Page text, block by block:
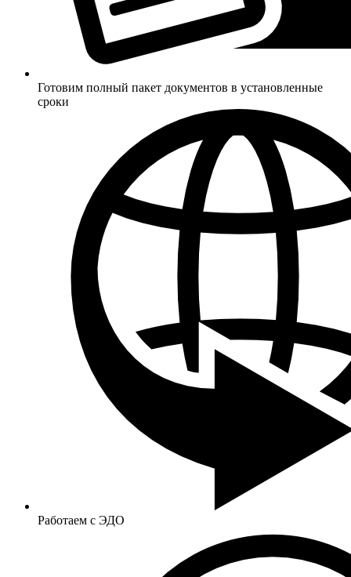
Готовим полный пакет документов в установленные
сроки
Работаем с ЭДО